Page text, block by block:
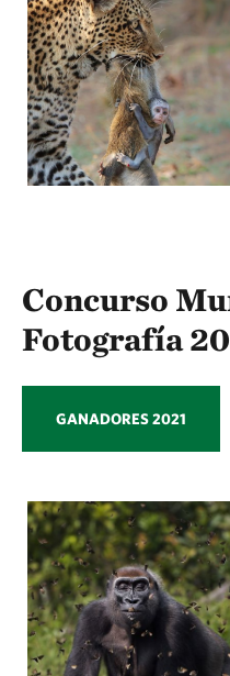
Concurso
Fotografía
GANADORES 2021